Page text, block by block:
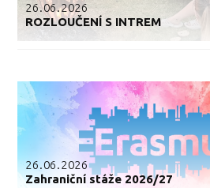
26.06.2026
ROZLOUČENÍ S INTREM
26.06.2026
Zahraniční stáže 2026/27